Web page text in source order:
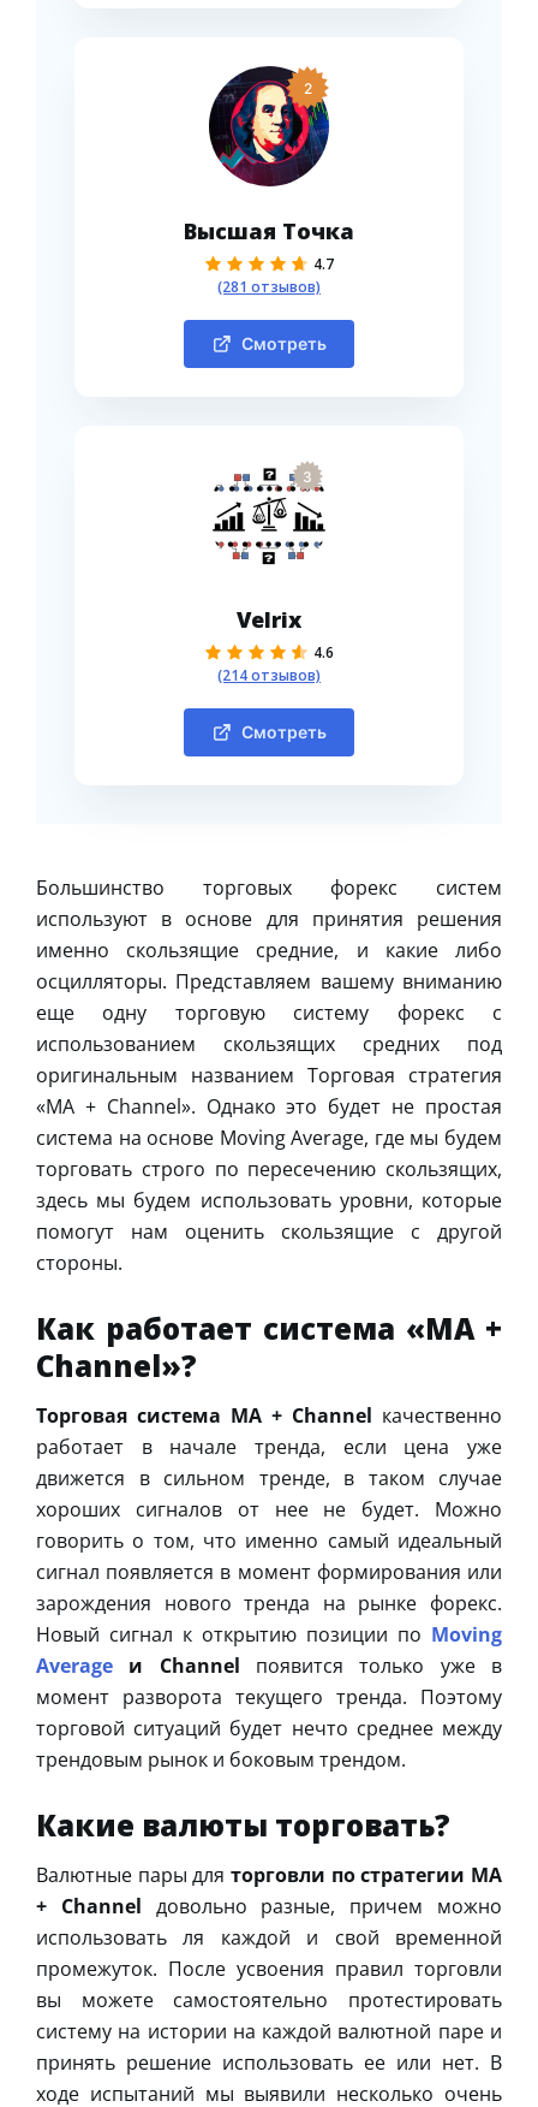
2
Высшая Точка
4.7
(281 отзывов)
Смотреть
3
Velrix
4.6
(214 отзывов)
Смотреть
Большинство торговых форекс систем
используют в основе для принятия решения
именно скользящие средние, и какие либо
осцилляторы. Представляем вашему вниманию
еще одну торговую систему форекс с
использованием скользящих средних под
оригинальным названием Торговая стратегия
«MA + Channel». Однако это будет не простая
система на основе Moving Average, где мы будем
торговать строго по пересечению скользящих,
здесь мы будем использовать уровни, которые
помогут нам оценить скользящие с другой
стороны.
Как работает система «MA +
Channel»?
Торговая система MA + Channel качественно
работает в начале тренда, если цена уже
движется в сильном тренде, в таком случае
хороших сигналов от нее не будет. Можно
говорить о том, что именно самый идеальный
сигнал появляется в момент формирования или
зарождения нового тренда на рынке форекс.
Новый сигнал к открытию позиции по Moving
Average и Channel появится только уже в
момент разворота текущего тренда. Поэтому
торговой ситуаций будет нечто среднее между
трендовым рынок и боковым трендом.
Какие валюты торговать?
Валютные пары для торговли по стратегии MA
+ Channel довольно разные, причем можно
использовать ля каждой и свой временной
промежуток. После усвоения правил торговли
вы можете самостоятельно протестировать
систему на истории на каждой валютной паре и
принять решение использовать ее или нет. В
ходе испытаний мы выявили несколько очень